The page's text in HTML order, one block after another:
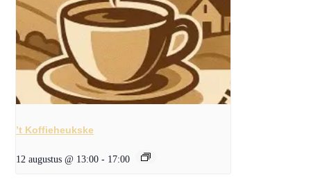
’t Koffieheukske
12 augustus @ 13:00 - 17:00